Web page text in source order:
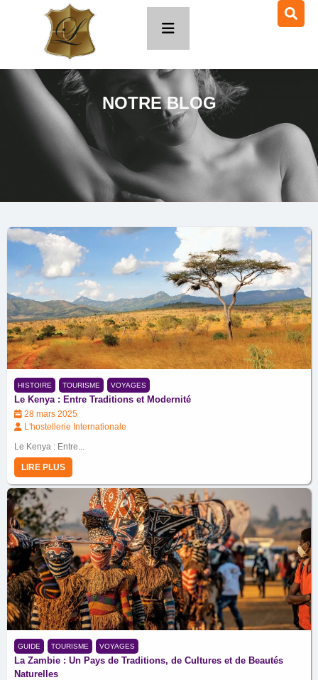
NOTRE BLOG
HISTOIRE TOURISME VOYAGES
Le Kenya : Entre Traditions et Modernité
28 mars 2025
L'hostellerie Internationale
Le Kenya : Entre...
LIRE PLUS
GUIDE TOURISME VOYAGES
La Zambie : Un Pays de Traditions, de Cultures et de Beautés
Naturelles